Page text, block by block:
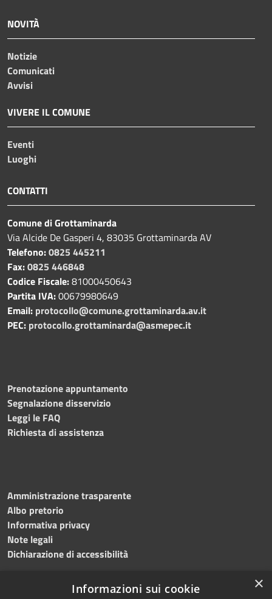
NOVITÀ
Notizie
Comunicati
Avvisi
VIVERE IL COMUNE
Eventi
Luoghi
CONTATTI
Comune di Grottaminarda
Via Alcide De Gasperi 4, 83035 Grottaminarda AV
Telefono:0825 445211
Fax:0825 446848
Codice Fiscale:81000450643
Partita IVA:00679980649
Email: protocollo@comune.grottaminarda.av.it
PEC: protocollo.grottaminarda@asmepec.it
Prenotazione appuntamento
Segnalazione disservizio
Leggi le FAQ
Richiesta di assistenza
Amministrazione trasparente
Albo pretorio
Informativa privacy
Note legali
Dichiarazione di accessibilità
×
Informazioni sui cookie